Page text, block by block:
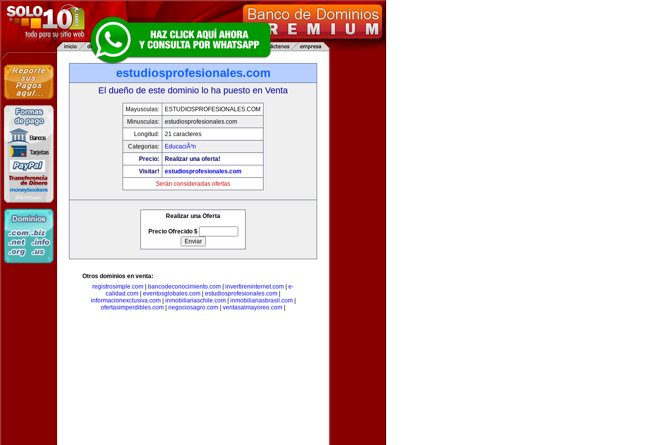
estudiosprofesionales.com
El dueño de este dominio lo ha puesto en Venta
Mayusculas:
ESTUDIOSPROFESIONALES.COM
Minusculas:
estudiosprofesionales.com
Longitud:
21 caracteres
Categorias:
EducaciÃ³n
Precio:
Realizar una oferta!
Visitar!
estudiosprofesionales.com
Serán consideradas ofertas
Realizar una Oferta
Precio Ofrecido $
Otros dominios en venta:
registrosimple.com
bancodeconocimiento.com invertireninternet.com
e-
calidad.com
eventosglobales.com estudiosprofesionales.com
informacionexclusiva.com| inmobiliariaschile.com| inmobiliariasbrasil.com|
ofertasimperdibles.com
negociosagro.com ventasalmayoreo.com